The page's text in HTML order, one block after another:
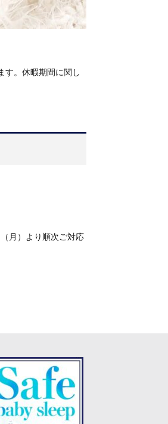
す。休暇期間に関し
月）より順次ご対応